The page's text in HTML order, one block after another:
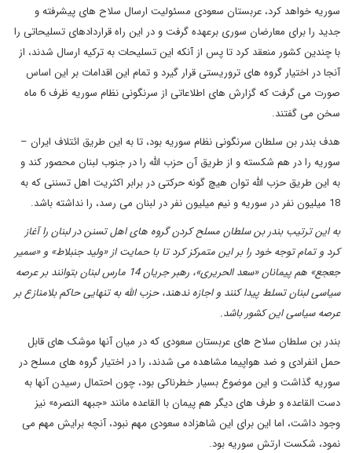
سوریه خواهد کرد، عربستان سعودی مسئولیت ارسال سلاح های پیشرفته و
جدید را برای معارضان سوری برعهده گرفت و در این راه قراردادهای تسلیحاتی را
با چندین کشور منعقد کرد تا پس از آنکه این تسلیحات به ترکیه ارسال شدند، از
آنجا در اختیار گروه های تروریستی قرار گیرد و تمام این اقدامات بر این اساس
صورت می گرفت که گزارش های اطلاعاتی از سرنگونی نظام سوریه ظرف 6 ماه
سخن می گفتند.
هدف بندر بن سلطان سرنگونی نظام سوریه بود، تا به این طریق ائتلاف ایران –
سوریه را در هم شکسته و از طریق آن حزب الله را در جنوب لبنان محصور کند و
به این طریق حزب الله توان هیچ گونه حرکتی در برابر اکثریت اهل تسننی که به
18 میلیون نفر در سوریه و نیم میلیون نفر در لبنان می رسد، را نداشته باشد.
به این ترتیب بندر بن سلطان مسلح کردن گروه های اهل تسنن در لبنان را آغاز
کرد و تمام توجه خود را بر این متمرکز کرد تا با حمایت از «ولید جنبلاط» و «سمیر
جعجع» هم پیمانان «سعد الحریری»، رهبر جریان 14 مارس لبنان بتوانند بر عرصه
سیاسی لبنان تسلط پیدا کنند و اجازه ندهند، حزب الله به تنهایی حاکم بلامنازع بر
عرصه سیاسی این کشور باشد.
بندر بن سلطان سلاح های عربستان سعودی که در میان آنها موشک های قابل
حمل انفرادی و ضد هواپیما مشاهده می شدند، را در اختیار گروه های مسلح در
سوریه گذاشت و این موضوع بسیار خطرناکی بود، چون احتمال رسیدن آنها به
دست القاعده و طرف های دیگر هم پیمان با القاعده مانند «جبهه النصره» نیز
وجود داشت، اما این برای این شاهزاده سعودی مهم نبود، آنچه برایش مهم می
نمود، شکست ارتش سوریه بود.